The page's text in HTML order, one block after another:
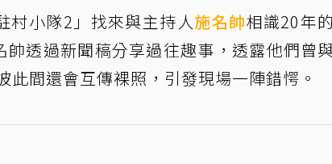
村小隊2」找來與主持人施名帥相識20年
透過新聞稿分享過往趣事，透露他們曾
間還會互傳裸照，引發現場一陣錯愕。